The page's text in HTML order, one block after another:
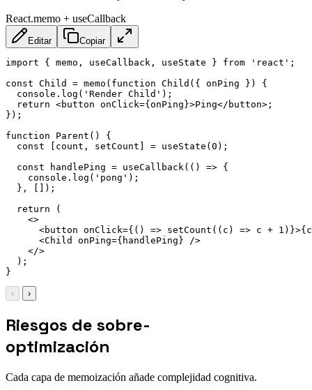
React.memo + useCallback
Editar Copiar
import { memo, useCallback, useState } from 'react';
const Child = memo(function Child({ onPing }) {
  console.log('Render Child');
  return
<button onClick={onPing}>Ping</ button> ;
});
function Parent() {
  const [count, setCount] = useState(0);
  const handlePing = useCallback(() => {
    console.log('pong');
  }, []);
  return (
    <>
<button onClick={() => setCount((c) => c +
<Child onPing={handlePing}
/>
    </>
  );
}
‹ ›
Riesgos de sobre-
optimización
Cada capa de memoización añade complejidad cognitiva.